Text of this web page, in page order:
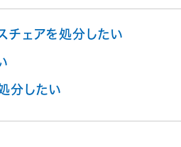
チェアを処分したい
分したい